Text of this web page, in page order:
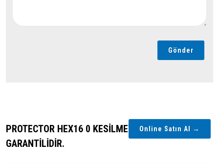
Gönder
PROTECTOR HEX16 0 KESİLMEYE KARŞI
GARANTİLİDİR.
Online Satın Al →